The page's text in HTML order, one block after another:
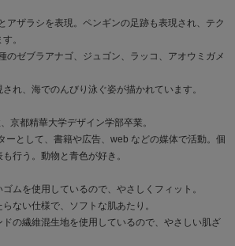
アザラシを表現。ペンギンの足跡も表現され、テク
。
のゼブラアナゴ、ジュゴン、ラッコ、アオウミガメ
れ、海でのんびり泳ぐ姿が描かれています。
京都精華大学デザイン学部卒業。
ーとして、書籍や広告、web などの媒体で活動。個
行う。動物と青色が好き。
ムを使用しているので、やさしくフィット。
ない仕様で、ソフトな肌あたり。
の繊維混生地を使用しているので、やさしい肌ざ